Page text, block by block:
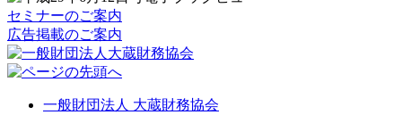
セミナーのご案内
広告掲載のご案内
一般財団法人 大蔵財務協会